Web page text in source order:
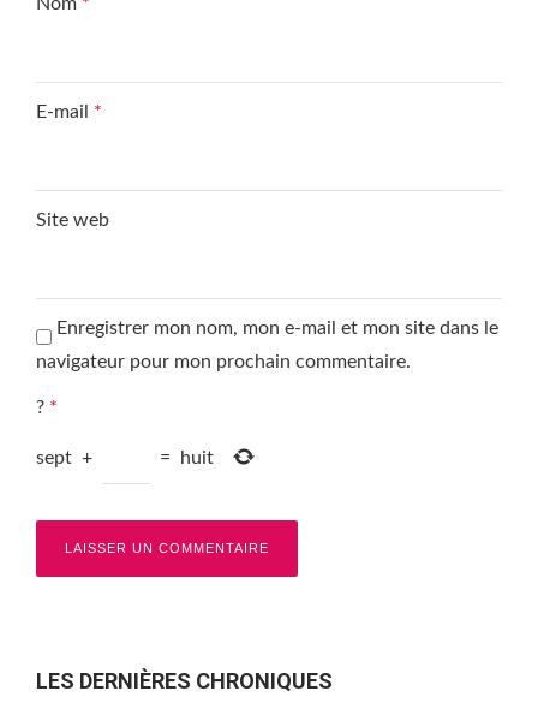
E-mail *
Site web
Enregistrer mon nom, mon e-mail et mon site dans le
navigateur pour mon prochain commentaire.
? *
sept + = huit
LES DERNIÈRES CHRONIQUES